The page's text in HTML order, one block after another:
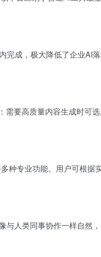
完成，极大降低了企业AI
要高质量内容生成时可
种专业功能。用户可根据
与人类同事协作一样自然